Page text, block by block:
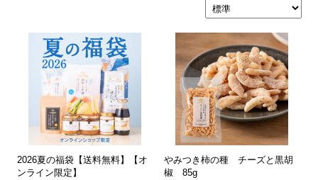
2026夏の福袋【送料無料】【オ
ンライン限定】
やみつき柿の種 チーズと黒胡
椒 85g